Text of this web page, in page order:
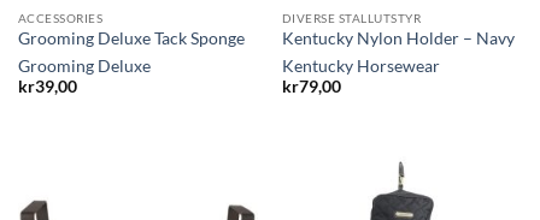
ACCESSORIES
Grooming Deluxe Tack Sponge
Grooming Deluxe
kr39,00
DIVERSE STALLUTSTYR
Kentucky Nylon Holder – Navy
Kentucky Horsewear
kr79,00